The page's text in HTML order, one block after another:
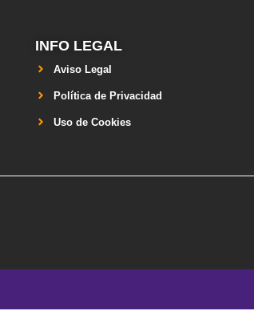
INFO LEGAL
Aviso Legal
Política de Privacidad
Uso de Cookies